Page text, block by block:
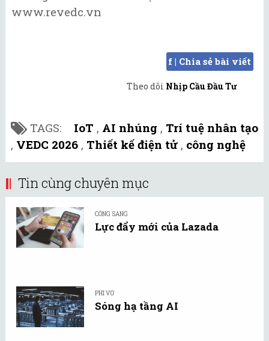
www.revedc.vn
f | Chia sẻ bài viết
Theo dõi Nhịp Cầu Đầu Tư
TAGS: IoT , AI nhúng , Trí tuệ nhân tạo
, VEDC 2026 , Thiết kế điện tử , công nghệ
Tin cùng chuyên mục
CÔNG SANG
Lực đẩy mới của Lazada
PHI VŨ
Sóng hạ tầng AI